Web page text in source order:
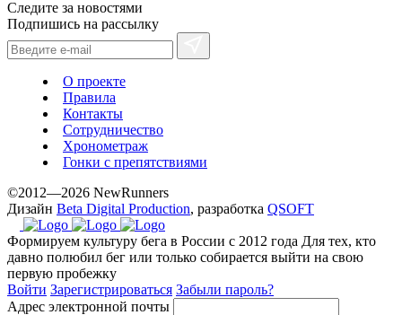
Следите за новостями
Подпишись на рассылку
О проекте
Правила
Контакты
Сотрудничество
Хронометраж
Гонки с препятствиями
©2012—2026 NewRunners
Дизайн Beta Digital Production, разработка QSOFT
Формируем культуру бега в России с 2012 года Для тех, кто
давно полюбил бег или только собирается выйти на свою
первую пробежку
Войти Зарегистрироваться Забыли пароль?
Адрес электронной почты